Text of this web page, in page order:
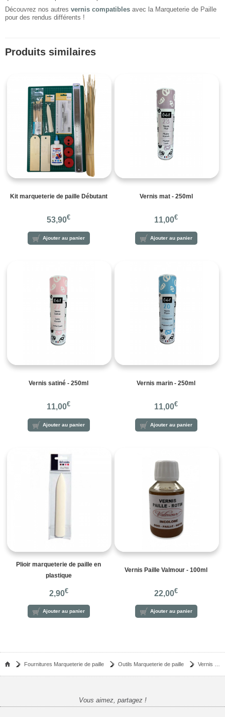
Découvrez nos autres vernis compatibles avec la Marqueterie de Paille
pour des rendus différents !
Produits similaires
Kit marqueterie de paille Débutant
53,90€
Ajouter au panier
Vernis mat - 250ml
11,00€
Ajouter au panier
Vernis satiné - 250ml
11,00€
Ajouter au panier
Vernis marin - 250ml
11,00€
Ajouter au panier
Plioir marqueterie de paille en
plastique
2,90€
Ajouter au panier
Vernis Paille Valmour - 100ml
22,00€
Ajouter au panier
Fournitures Marqueterie de paille Outils Marqueterie de paille Vernis brillant - 250ml
Vous aimez, partagez !